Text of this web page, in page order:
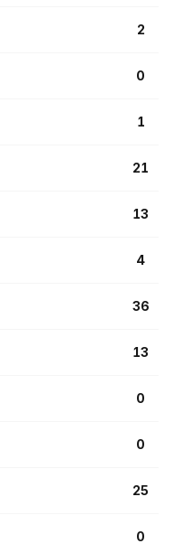
2
0
1
21
13
4
36
13
0
0
25
0